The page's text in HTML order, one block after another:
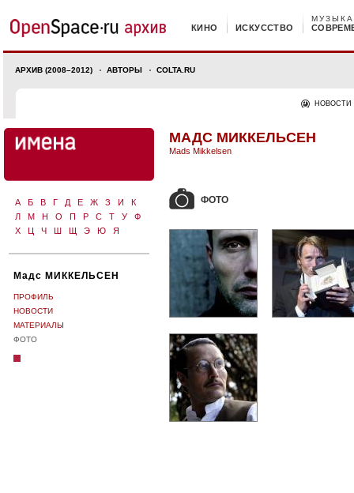
КИНО ИСКУССТВО
МУЗЫКА
АРХИВ (2008–2012) АВТОРЫ COLTA.RU
НОВОСТИ
А Б В Г Д Е Ж З И
К
Л
М Н О П Р С Т У
Ф
Х
Ц Ч Ш Щ Э Ю Я
Мадс МИККЕЛЬСЕН
ПРОФИЛЬ
НОВОСТИ
МАТЕРИАЛЫ
ФОТО
МАДС МИККЕЛЬСЕН
Mads Mikkelsen
ФОТО